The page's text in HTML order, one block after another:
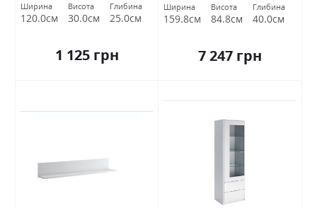
Ширина
120.0см
Висота
30.0см
Глибина
25.0см
1 125 грн
Ширина
159.8см
Висота
84.8см
Глибина
40.0см
7 247 грн